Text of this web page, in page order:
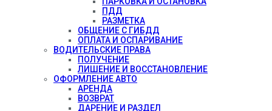
ПДД
РАЗМЕТКА
ОБЩЕНИЕ С ГИБДД
ОПЛАТА И ОСПАРИВАНИЕ
ВОДИТЕЛЬСКИЕ ПРАВА
ПОЛУЧЕНИЕ
ЛИШЕНИЕ И ВОССТАНОВЛЕНИЕ
ОФОРМЛЕНИЕ АВТО
АРЕНДА
ВОЗВРАТ
ДАРЕНИЕ И РАЗДЕЛ